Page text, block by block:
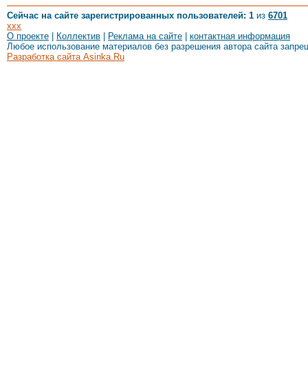
Сейчас на сайте зарегистрированных пользователей: 1 из 6701
xxx
О проекте
Коллектив Реклама на сайте
контактная информация
Любое использование материалов без разрешения автора сайта
Разработка сайта Asinka.Ru